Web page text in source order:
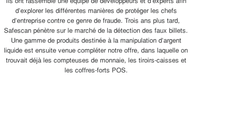
d'explorer les différentes manières de protéger les chefs
d'entreprise contre ce genre de fraude. Trois ans plus tard,
Safescan pénètre sur le marché de la détection des faux billets.
Une gamme de produits destinée à la manipulation d'argent
liquide est ensuite venue compléter notre offre, dans laquelle on
trouvait déjà les compteuses de monnaie, les tiroirs-caisses et
les coffres-forts POS.